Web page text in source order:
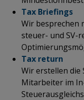
Tax Briefings
Wir besprechen
steuer- und SV-
Tax return
Wir erstellen
Mitarbeiter im